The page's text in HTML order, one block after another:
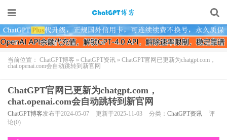
当前位置： ChatGPT博客 » ChatGPT资讯 » ChatGPT官网已更新为chatgpt.com，
chat.openai.com会自动跳转到新官网
ChatGPT官网已更新为chatgpt.com，
chat.openai.com会自动跳转到新官网
ChatGPT博客发布于2024-05-07 更新于2025-11-03 分类： ChatGPT资讯
评
论(0)